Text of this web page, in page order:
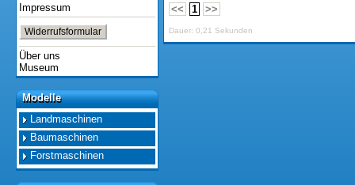
Impressum
Widerrufsformular
Über uns
Museum
Modelle
Modelle
Landmaschinen
Baumaschinen
Forstmaschinen
<< 1 >>
Dauer: 0,21 Sekunden